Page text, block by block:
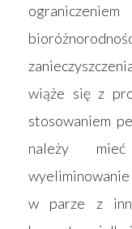
wiąże się z
stosowaniem
należy
wyeliminowanie
w parze z